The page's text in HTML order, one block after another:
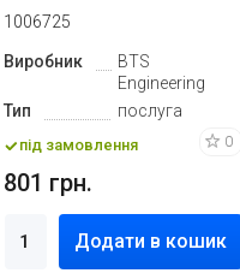
1006725
Виробник
BTS
Engineering
Тип
послуга
під замовлення 0
801 грн.
Додати в кошик